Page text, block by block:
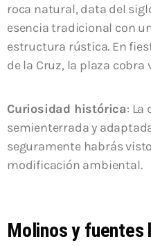
roca natural, data del
esencia tradicional con
estructura rústica. En
de la Cruz, la plaza cobra
Curiosidad histórica: La
semienterrada y
seguramente habrás
modificación ambiental.
Molinos y fuentes